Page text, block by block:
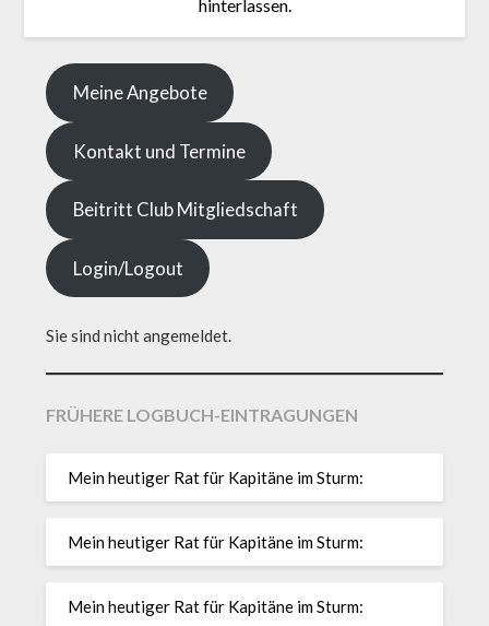
hinterlassen.
Meine Angebote
Kontakt und Termine
Beitritt Club Mitgliedschaft
Login/Logout
Sie sind nicht angemeldet.
FRÜHERE LOGBUCH-EINTRAGUNGEN
Mein heutiger Rat für Kapitäne im Sturm:
Mein heutiger Rat für Kapitäne im Sturm:
Mein heutiger Rat für Kapitäne im Sturm: